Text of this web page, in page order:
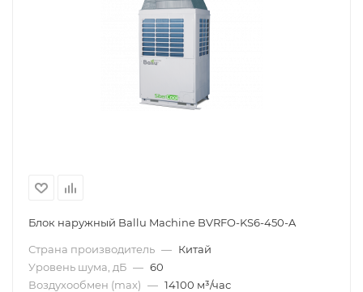
Блок наружный Ballu Machine BVRFO-KS6-450-A
Страна производитель — Китай
Уровень шума, дБ — 60
Воздухообмен (max) — 14100 м³/час